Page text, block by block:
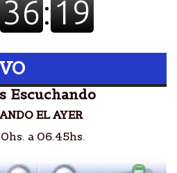
Escuchando
EL AYER
a 06.45hs.